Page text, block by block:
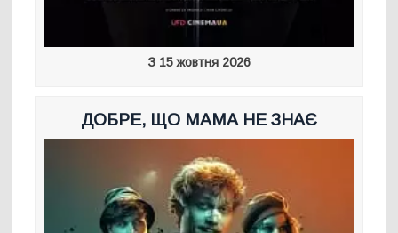
З 15 жовтня 2026
ДОБРЕ, ЩО МАМА НЕ ЗНАЄ